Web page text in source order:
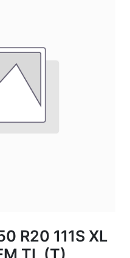
R20 111S XL
TL (T)